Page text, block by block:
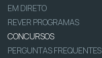
EM DIRETO
REVER PROGRAMAS
CONCURSOS
PERGUNTAS FREQUENTES